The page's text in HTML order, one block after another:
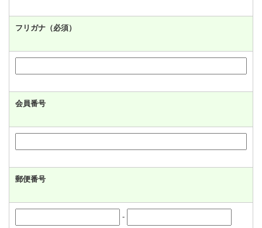
フリガナ（必須）
会員番号
郵便番号
-